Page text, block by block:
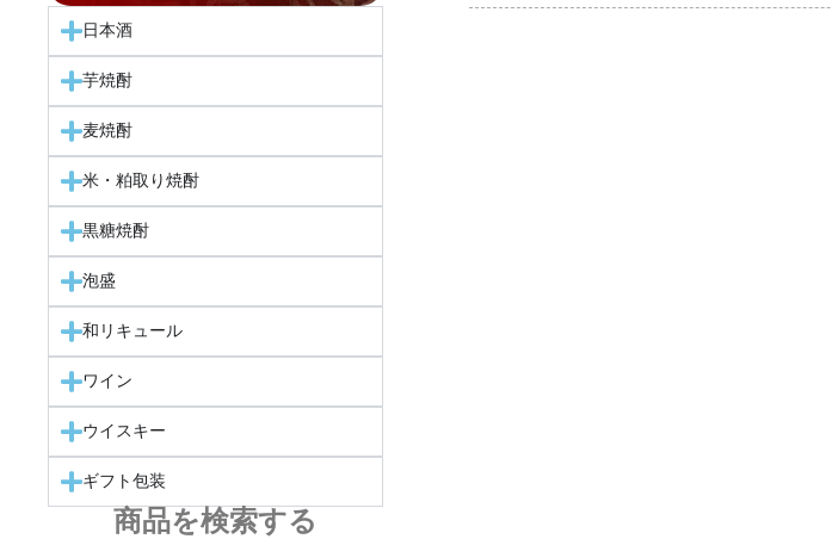
日本酒
芋焼酎
麦焼酎
米・粕取り焼酎
黒糖焼酎
泡盛
和リキュール
ワイン
ウイスキー
ギフト包装
商品を検索する